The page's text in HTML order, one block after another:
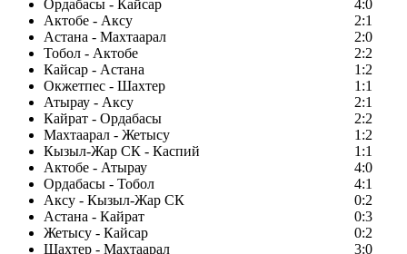
Ордабасы - Кайсар
4:0
Актобе - Аксу
2:1
Астана - Махтаарал
2:0
Тобол - Актобе
2:2
Кайсар - Астана
1:2
Окжетпес - Шахтер
1:1
Атырау - Аксу
2:1
Кайрат - Ордабасы
2:2
Махтаарал - Жетысу
1:2
Кызыл-Жар СК - Каспий
1:1
Актобе - Атырау
4:0
Ордабасы - Тобол
4:1
Аксу - Кызыл-Жар СК
0:2
Астана - Кайрат
0:3
Жетысу - Кайсар
0:2
Шахтер - Махтаарал
3:0